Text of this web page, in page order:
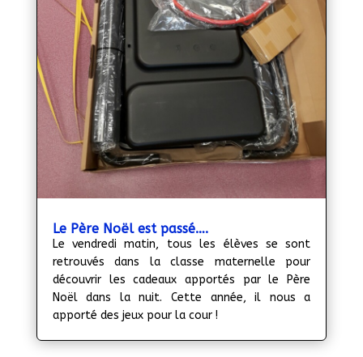
Le Père Noël est passé….
Le vendredi matin, tous les élèves se sont
retrouvés dans la classe maternelle pour
découvrir les cadeaux apportés par le Père
Noël dans la nuit. Cette année, il nous a
apporté des jeux pour la cour !